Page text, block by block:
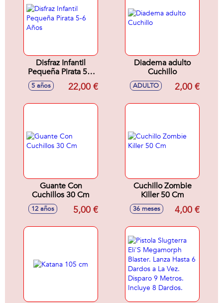
Disfraz Infantil
Pequeña Pirata 5-6
Años
5 años 22,00 €
Diadema adulto
Cuchillo
ADULTO 2,00 €
Guante Con
Cuchillos 30 Cm
12 años 5,00 €
Cuchillo Zombie
Killer 50 Cm
36 meses 4,00 €